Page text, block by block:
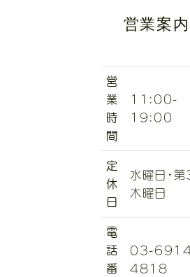
営業案内
営
業
時
間
11:00-
19:00
定
休
日
水曜日・第
木曜日
電
話
番
03-
4818